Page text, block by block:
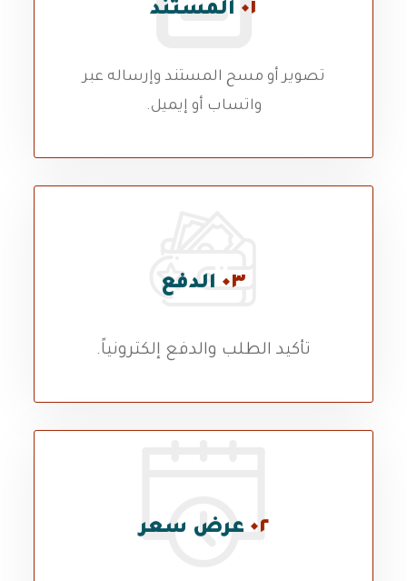
٠١ المستند
تصوير أو مسح المستند وإرساله عبر
واتساب أو إيميل.
٠٣ الدفع
تأكيد الطلب والدفع إلكترونياً.
٠٢ عرض سعر